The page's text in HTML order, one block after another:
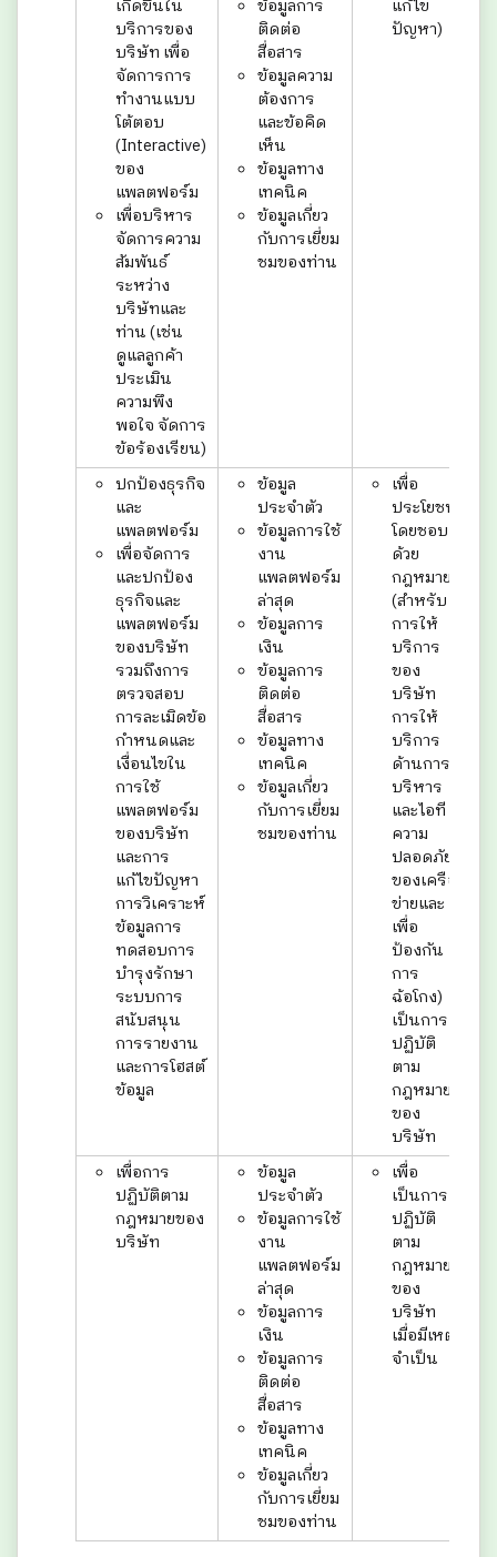
เกิดขึ้นใน
บริการของ
บริษัท เพื่อ
จัดการการ
ทำงานแบบ
โต้ตอบ
(Interactive)
ของ
แพลตฟอร์ม
เพื่อบริหาร
จัดการความ
สัมพันธ์
ระหว่าง
บริษัทและ
ท่าน (เช่น
ดูแลลูกค้า
ประเมิน
ความพึง
พอใจ จัดการ
ข้อร้องเรียน)
ข้อมูลการ
ติดต่อ
สื่อสาร
ข้อมูลความ
ต้องการ
และข้อคิด
เห็น
ข้อมูลทาง
เทคนิค
ข้อมูลเกี่ยว
กับการเยี่ยม
ชมของท่าน
แก้ไข
ปัญหา)
ปกป้องธุรกิจ
และ
แพลตฟอร์ม
เพื่อจัดการ
และปกป้อง
ธุรกิจและ
แพลตฟอร์ม
ของบริษัท
รวมถึงการ
ตรวจสอบ
การละเมิดข้อ
กำหนดและ
เงื่อนไขใน
การใช้
แพลตฟอร์ม
ของบริษัท
และการ
แก้ไขปัญหา
การวิเคราะห์
ข้อมูลการ
ทดสอบการ
บำรุงรักษา
ระบบการ
สนับสนุน
การรายงาน
และการโฮสต์
ข้อมูล
ข้อมูล
ประจำตัว
ข้อมูลการใช้
งาน
แพลตฟอร์ม
ล่าสุด
ข้อมูลการ
เงิน
ข้อมูลการ
ติดต่อ
สื่อสาร
ข้อมูลทาง
เทคนิค
ข้อมูลเกี่ยว
กับการเยี่ยม
ชมของท่าน
เพื่อ
ประโยชน์
โดยชอบ
ด้วย
กฎหมาย
(สำหรับ
การให้
บริการ
ของ
บริษัท
การให้
บริการ
ด้านการ
บริหาร
และไอที
ความ
ปลอดภัย
ของเครือ
ข่ายและ
เพื่อ
ป้องกัน
การ
ฉ้อโกง)
เป็นการ
ปฏิบัติ
ตาม
กฎหมาย
ของ
บริษัท
เพื่อการ
ปฏิบัติตาม
กฎหมายของ
บริษัท
ข้อมูล
ประจำตัว
ข้อมูลการใช้
งาน
แพลตฟอร์ม
ล่าสุด
ข้อมูลการ
เงิน
ข้อมูลการ
ติดต่อ
สื่อสาร
ข้อมูลทาง
เทคนิค
ข้อมูลเกี่ยว
กับการเยี่ยม
ชมของท่าน
เพื่อ
เป็นการ
ปฏิบัติ
ตาม
กฎหมาย
ของ
บริษัท
เมื่อมีเหตุ
จำเป็น